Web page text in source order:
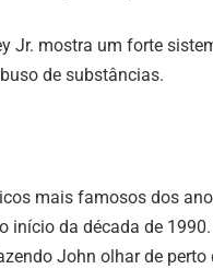
Jr. mostra um forte
de substâncias.
mais famosos dos
início da década de
John olhar de